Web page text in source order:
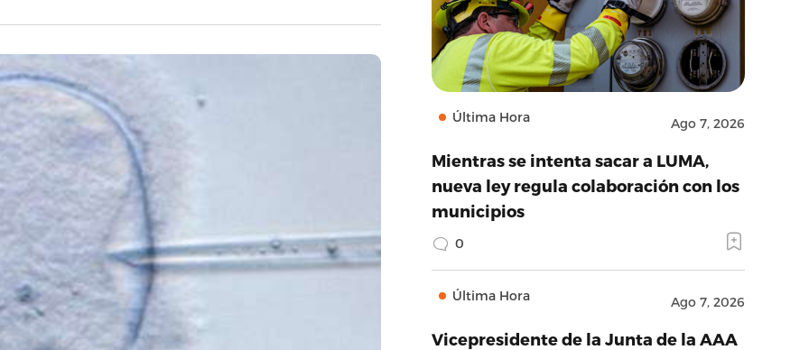
Última Hora Ago 7, 2026
Mientras se intenta sacar a LUMA,
nueva ley regula colaboración con los
municipios
0
Última Hora Ago 7, 2026
Vicepresidente de la Junta de la AAA